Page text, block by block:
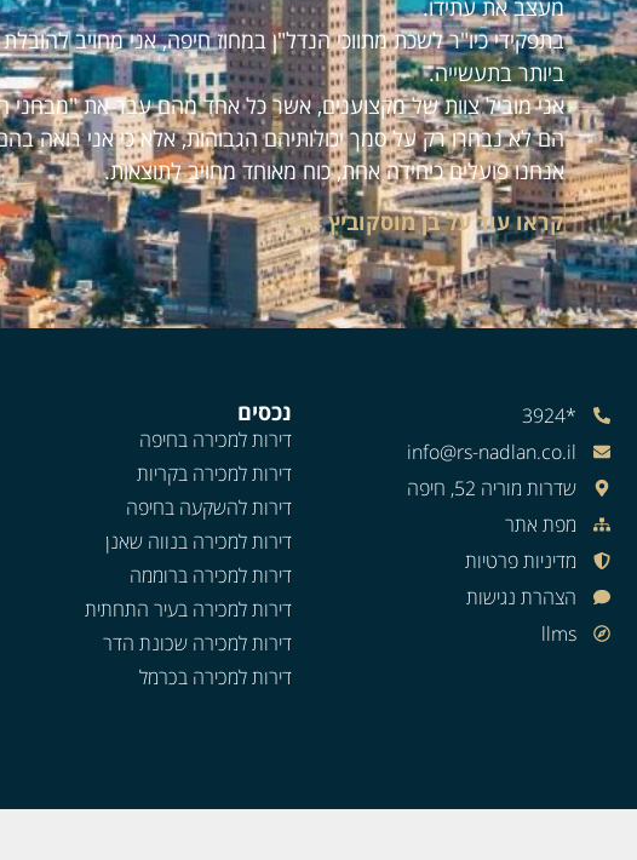
מעצב את עתידו.
בתפקידי כיו"ר לשכת מתווכי הנדל"ן במחוז חיפה, אני מחויב
ביותר בתעשייה.
אני מוביל צוות של מקצוענים, אשר כל אחד מהם עבר את "מבחני
הם לא נבחרו רק על סמך יכולותיהם הגבוהות, אלא כי אני רואה
אנחנו פועלים כיחידה אחת, כוח מאוחד מחויב לתוצאות.
קראו עוד על בן מוסקוביץ >>>
*3924
info@rs-nadlan.co.il
שדרות מוריה 52, חיפה
מפת אתר
מדיניות פרטיות
הצהרת נגישות
llms
נכסים
דירות למכירה בחיפה
דירות למכירה בקריות
דירות להשקעה בחיפה
דירות למכירה בנווה שאנן
דירות למכירה ברוממה
דירות למכירה בעיר התחתית
דירות למכירה שכונת הדר
דירות למכירה בכרמל